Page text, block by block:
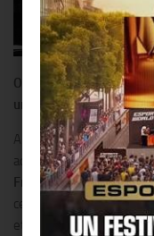
One man show par
unique le 10 juillet 2014
Alors que son
actuellement présentée
Frédéric Lecomte-Dieu,
ce one man show
et historiques de ceux